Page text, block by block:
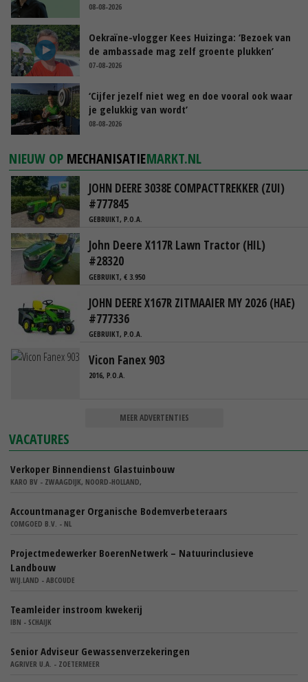
08-08-2026
Oekraïne-vlogger Kees Huizinga: ‘Bezoek van
de ambassade mag zelf groente plukken’
07-08-2026
‘Cijfer jezelf niet weg en doe vooral ook waar
je gelukkig van wordt’
08-08-2026
NIEUW OP MECHANISATIEMARKT.NL
JOHN DEERE 3038E COMPACTTREKKER (ZUI)
#777845
GEBRUIKT, P.O.A.
John Deere X117R Lawn Tractor (HIL)
#28320
GEBRUIKT, € 3.950
JOHN DEERE X167R ZITMAAIER MY 2026 (HAE)
#777336
GEBRUIKT, P.O.A.
Vicon Fanex 903
2016, P.O.A.
MEER ADVERTENTIES
VACATURES
Verkoper Binnendienst Glastuinbouw
KARO BV - ZWAAGDIJK, NOORD-HOLLAND,
Accountmanager Organische Bodemverbeteraars
COMGOED B.V. - NL
Projectmedewerker BoerenNetwerk – Natuurinclusieve
Landbouw
WIJ.LAND - ABCOUDE
Teamleider instroom kwekerij
IBN - SCHAIJK
Senior Adviseur Gewassenverzekeringen
AGRIVER U.A. - ZOETERMEER